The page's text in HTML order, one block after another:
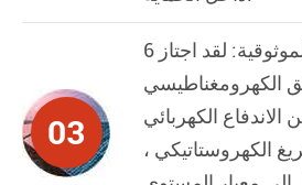
03
تصميم عالي الموثوقية: لقد اجتاز 6
الكهرومغناطيسي
الكهربائي
الكهروستاتيكي ،